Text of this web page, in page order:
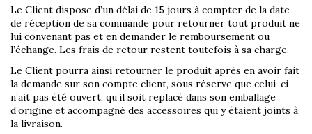
Le Client dispose d’un délai de 15 jours à compter de la date
de réception de sa commande pour retourner tout produit ne
lui convenant pas et en demander le remboursement ou
l’échange. Les frais de retour restent toutefois à sa charge.
Le Client pourra ainsi retourner le produit après en avoir fait
la demande sur son compte client, sous réserve que celui-ci
n’ait pas été ouvert, qu’il soit replacé dans son emballage
d’origine et accompagné des accessoires qui y étaient joints à
la livraison.